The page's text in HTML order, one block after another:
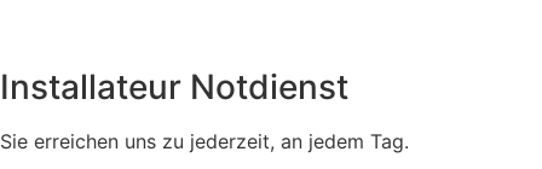
Installateur Notdienst
Sie erreichen uns zu jederzeit, an jedem Tag.